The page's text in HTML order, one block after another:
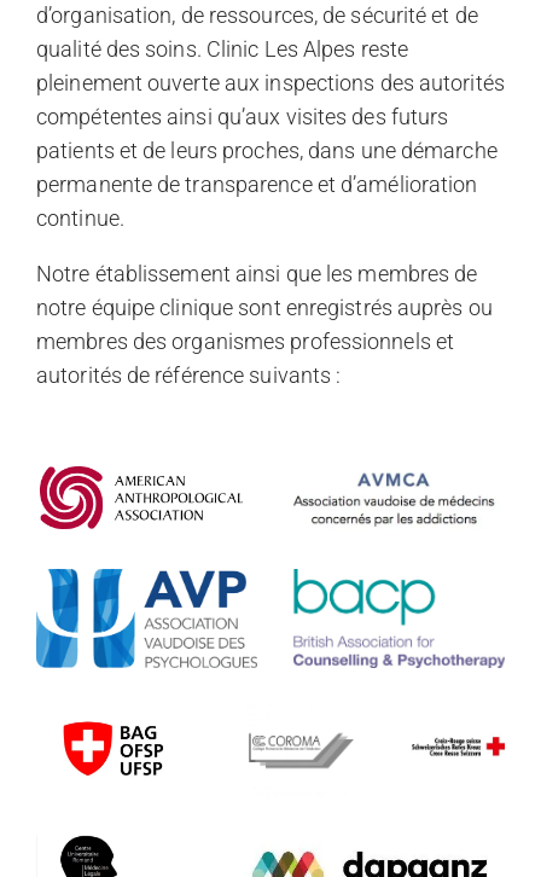
d’organisation, de ressources, de sécurité et de
qualité des soins. Clinic Les Alpes reste
pleinement ouverte aux inspections des autorités
compétentes ainsi qu’aux visites des futurs
patients et de leurs proches, dans une démarche
permanente de transparence et d’amélioration
continue.
Notre établissement ainsi que les membres de
notre équipe clinique sont enregistrés auprès ou
membres des organismes professionnels et
autorités de référence suivants :